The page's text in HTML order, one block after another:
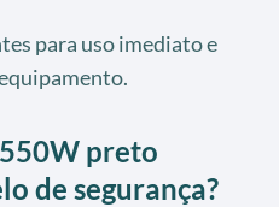
para uso imediato e
preto
de segurança?